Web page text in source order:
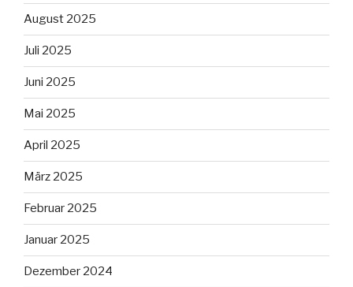
August 2025
Juli 2025
Juni 2025
Mai 2025
April 2025
März 2025
Februar 2025
Januar 2025
Dezember 2024